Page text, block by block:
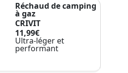
Réchaud de camping
à gaz
CRIVIT
11,99€
Ultra-léger et
performant